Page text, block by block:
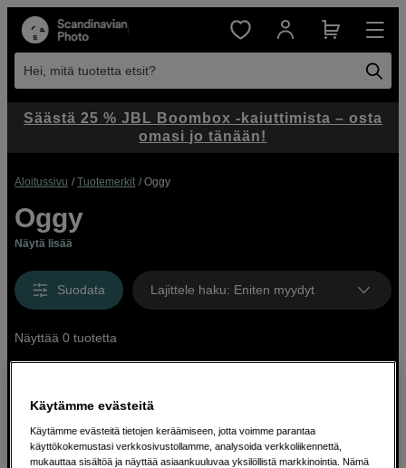
Hei, mitä tuotetta etsit?
Aloitussivu Tuotemerkit Oggy
Oggy
Näytä lisää
Suodata Lajittele haku: Eniten myydyt
Näyttää 0 tuotetta
Säästä 25 % JBL Boombox -kaiuttimista – osta
omasi jo tänään!
Käytämme evästeitä
Käytämme evästeitä tietojen keräämiseen, jotta voimme parantaa
käyttökokemustasi verkkosivustollamme, analysoida verkkoliikennettä,
mukauttaa sisältöä ja näyttää asiaankuuluvaa yksilöllistä markkinointia. Nämä